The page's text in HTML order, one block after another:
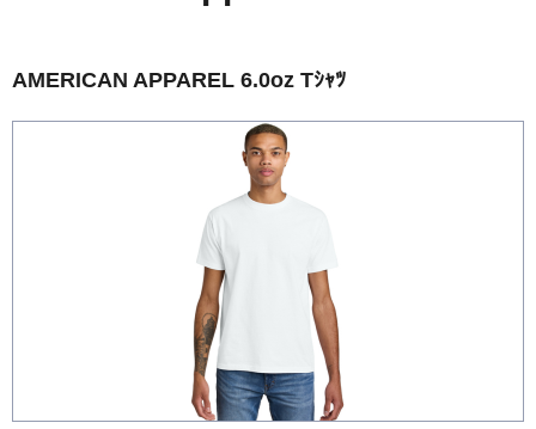
AMERICAN APPAREL 6.0oz Tｼｬﾂ